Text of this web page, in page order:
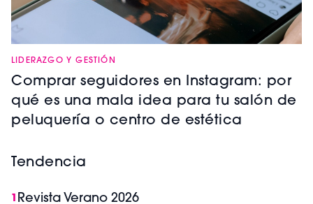
LIDERAZGO Y GESTIÓN
Comprar seguidores en Instagram: por
qué es una mala idea para tu salón de
peluquería o centro de estética
Tendencia
1 Revista Verano 2026